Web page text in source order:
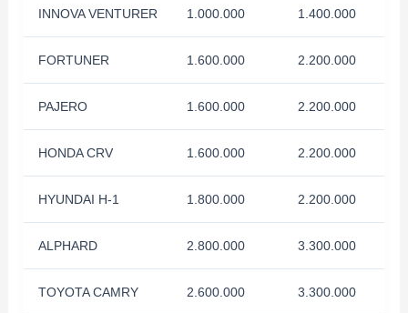
INNOVA VENTURER 1.000.000 1.400.000
FORTUNER 1.600.000 2.200.000
PAJERO 1.600.000 2.200.000
HONDA CRV 1.600.000 2.200.000
HYUNDAI H-1 1.800.000 2.200.000
ALPHARD 2.800.000 3.300.000
TOYOTA CAMRY 2.600.000 3.300.000